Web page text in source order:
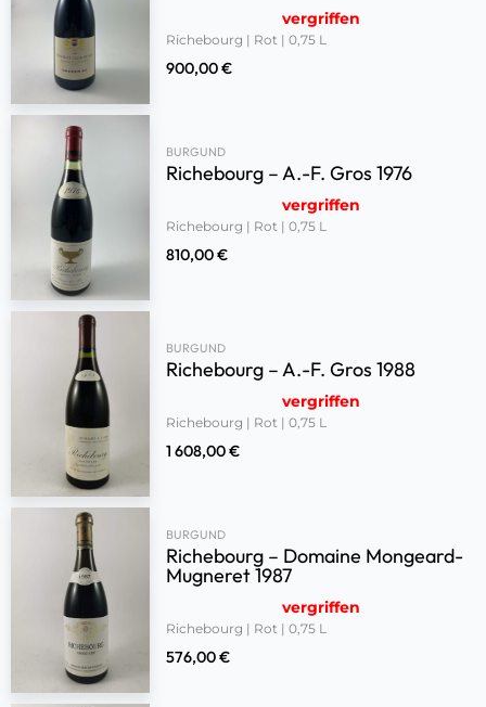
vergriffen
Richebourg | Rot | 0,75 L
900,00€
BURGUND
Richebourg – A.-F. Gros 1976
vergriffen
Richebourg | Rot | 0,75 L
810,00€
BURGUND
Richebourg – A.-F. Gros 1988
vergriffen
Richebourg | Rot | 0,75 L
1 608,00€
BURGUND
Richebourg – Domaine Mongeard-
Mugneret 1987
vergriffen
Richebourg | Rot | 0,75 L
576,00€